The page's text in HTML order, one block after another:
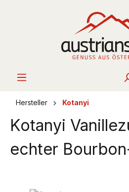
Hersteller Kotanyi
Kotanyi
echter